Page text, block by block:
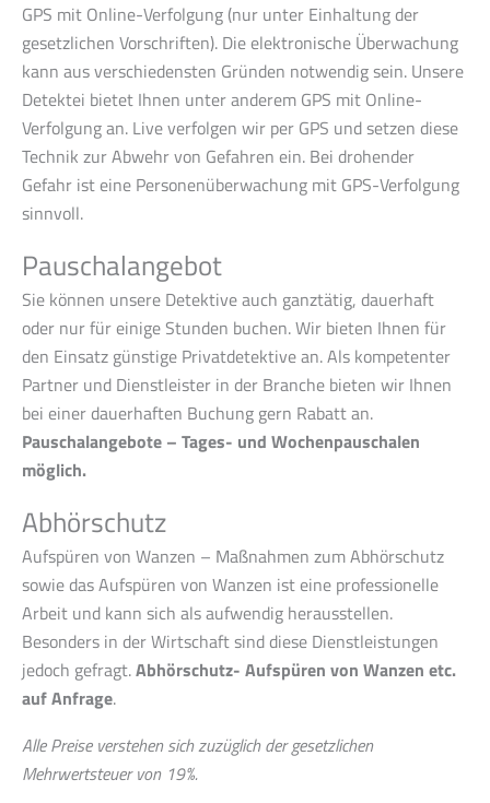
GPS mit Online-Verfolgung (nur unter Einhaltung der
gesetzlichen Vorschriften). Die elektronische Überwachung
kann aus verschiedensten Gründen notwendig sein. Unsere
Detektei bietet Ihnen unter anderem GPS mit Online-
Verfolgung an. Live verfolgen wir per GPS und setzen diese
Technik zur Abwehr von Gefahren ein. Bei drohender
Gefahr ist eine Personenüberwachung mit GPS-Verfolgung
sinnvoll.
Pauschalangebot
Sie können unsere Detektive auch ganztätig, dauerhaft
oder nur für einige Stunden buchen. Wir bieten Ihnen für
den Einsatz günstige Privatdetektive an. Als kompetenter
Partner und Dienstleister in der Branche bieten wir Ihnen
bei einer dauerhaften Buchung gern Rabatt an.
Pauschalangebote – Tages- und Wochenpauschalen
möglich.
Abhörschutz
Aufspüren von Wanzen – Maßnahmen zum Abhörschutz
sowie das Aufspüren von Wanzen ist eine professionelle
Arbeit und kann sich als aufwendig herausstellen.
Besonders in der Wirtschaft sind diese Dienstleistungen
jedoch gefragt.Abhörschutz- Aufspüren von Wanzen etc.
auf Anfrage.
Alle Preise verstehen sich zuzüglich der gesetzlichen
Mehrwertsteuer von 19%.